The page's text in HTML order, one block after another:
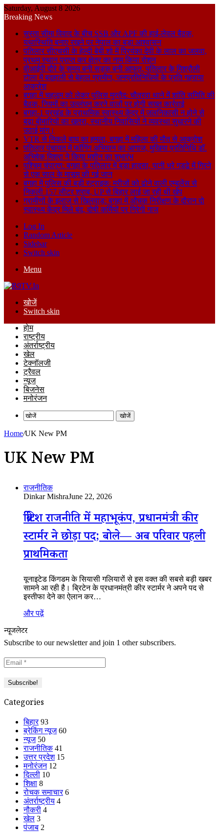
Saturday, August 8 2026
Breaking News
सुस्ता सीमा विवाद के बीच SSB और APF की हाई-लेवल बैठक,
यथास्थिति बनाए रखने पर नेपाल का बड़ा आश्वासन
पतिलार सीएचसी के हेल्दी बेबी शो में प्रियंका देवी के लाल का जलवा,
प्रथम स्थान प्राप्त कर क्षेत्र का नाम किया रोशन
वीआईपी दौरे के समय बनी सड़क बनी आफत, पतिलार के मिश्रौली
टोला में बदहाली से बेहाल ग्रामीण, जनप्रतिनिधियों के प्रति गहराया
आक्रोश
बगहा में चहलूम को लेकर पुलिस मुस्तैद: चौतरवा थाने में शांति समिति की
बैठक, नियमों का उल्लंघन करने वालों पर होगी सख्त कार्रवाई
बगहा-1 प्रखंड के प्राथमिक स्वास्थ्य केंद्र में जलनिकासी न होने से
बढ़ा बीमारियों का खतरा, स्थानीय निवासियों ने व्यवस्था सुधारने की
उठाई मांग।
VTR से निकले बाघ का हमला, बगहा में महिला की मौत से आक्रोश
पतिलार पंचायत में फॉगिंग अभियान का आगाज, मुखिया प्रतिनिधि डॉ.
अभिषेक मिश्रा ने किया मशीन का शुभारंभ
पश्चिम चंपारण: बगहा के पतिलार में बड़ा हादसा, पानी भरे गड्ढे में गिरने
से एक साल के मासूम की गई जान
बगहा में पुलिस की बड़ी स्ट्राइक: मरीजों को ढोने वाली एम्बुलेंस से
निकली 157 लीटर शराब, UP से बिहार लाई जा रही थी खेप
ग्रामीणों के इलाज से खिलवाड़: बगहा में औचक निरीक्षण के दौरान दो
स्वास्थ्य केंद्र मिले बंद, दोषी कर्मियों पर गिरेगी गाज
Log In
Random Article
Sidebar
Switch skin
Menu
खोजें
Switch skin
होम
राष्ट्रीय
अंतर्राष्ट्रीय
खेल
टेक्नॉलजी
ट्रैवल
न्यूज
बिजनेस
मनोरंजन
खोजें
Home/UK New PM
UK New PM
राजनीतिक
Dinkar MishraJune 22, 2026
ब्रिटिश राजनीति में महाभूकंप, प्रधानमंत्री कीर
स्टार्मर ने छोड़ा पद; बोले— अब परिवार पहली
प्राथमिकता
यूनाइटेड किंगडम के सियासी गलियारों से इस वक्त की सबसे बड़ी खबर
सामने आ रही है। ब्रिटेन के प्रधानमंत्री कीर स्टार्मर ने अपने पद से
इस्तीफा देने का ऐलान कर…
और पढ़ें
न्यूजलेटर
Subscribe to our newsletter and join 1 other subscribers.
Categories
बिहार 93
ब्रेकिंग न्यूज 60
न्यूज 50
राजनीतिक 41
उत्तर प्रदेश 15
मनोरंजन 12
दिल्ली 10
शिक्षा 8
रोचक समाचार 6
अंतर्राष्ट्रीय 4
नौकरी 4
खेल 3
पंजाब 2